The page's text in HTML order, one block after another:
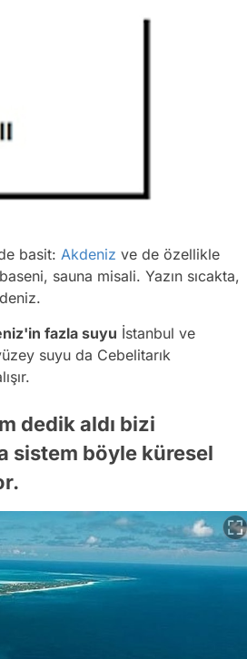
basit: Akdeniz ve de özellikle
sauna misali. Yazın sıcakta,
fazla suyu İstanbul ve
suyu da Cebelitarık
dedik aldı bizi
sistem böyle küresel